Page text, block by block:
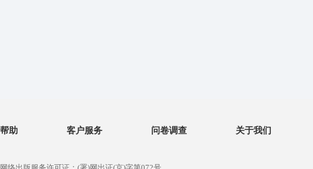
帮助 客户服务 问卷调查 关于我们